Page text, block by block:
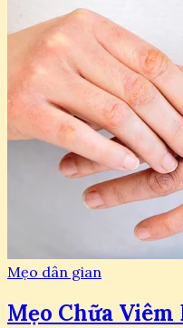
Mẹo dân gian
Mẹo Chữa